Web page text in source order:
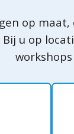
op
u op